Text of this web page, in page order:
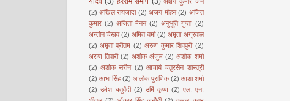
(2) अखिल रायजादा (2) अजय मोहन (2) अजित
कुमार (2) अजिता मेनन (2) अनुभूति गुप्ता (2)
अन्तोन चेखव (2) अमित वर्मा (2) अमृता अग्रवाल
(2) अमृता प्रीतम (2) अरुण कुमार शिवपुरी (2)
अरुण तिवारी (2) अशोक अंजुम (2) अशोक शर्मा
(2) अशोक सरीन (2) आचार्य चतुरसेन शास्त्री
(2) आभा सिंह (2) आलोक पुराणिक (2) आशा शर्मा
(2) उमेश चतुर्वेदी (2) उर्मि कृष्ण (2) एल. एन.